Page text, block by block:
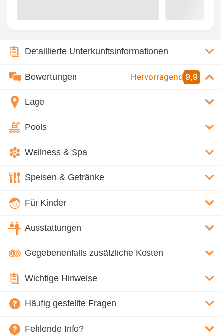
Detaillierte Unterkunftsinformationen
Bewertungen Hervorragend 9,9
Lage
Pools
Wellness & Spa
Speisen & Getränke
Für Kinder
Ausstattungen
Gegebenenfalls zusätzliche Kosten
Wichtige Hinweise
Häufig gestellte Fragen
Fehlende Info?